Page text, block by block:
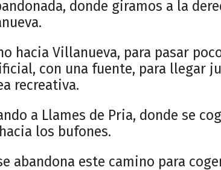
donde giramos a la
hacia Villanueva, para pasar
con una fuente, para llegar
recreativa.
a Llames de Pria, donde se
los bufones.
abandona este camino para